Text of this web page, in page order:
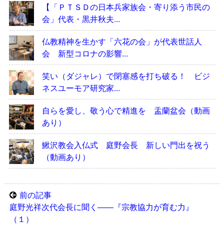
【「ＰＴＳＤの日本兵家族会・寄り添う市民の
会」代表・黒井秋夫...
仏教精神を生かす「六花の会」が代表世話人
会 新型コロナの影響...
笑い（ダジャレ）で閉塞感を打ち破る！ ビジ
ネスユーモア研究家...
自らを愛し、敬う心で精進を 盂蘭盆会（動画
あり）
鰍沢教会入仏式 庭野会長 新しい門出を祝う
（動画あり）
前の記事
庭野光祥次代会長に聞く――『宗教協力が育む力』
（１）